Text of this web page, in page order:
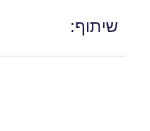
שיתוף: